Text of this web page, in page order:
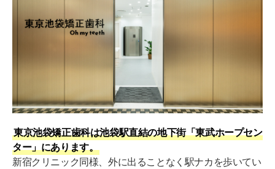
東京池袋矯正歯科は池袋駅直結の地下街「東武ホープセン
ター」にあります。
新宿クリニック同様、外に出ることなく駅ナカを歩いてい